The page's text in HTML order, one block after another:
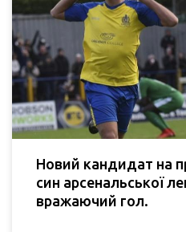
Новий кандидат на
син арсенальської
вражаючий гол.